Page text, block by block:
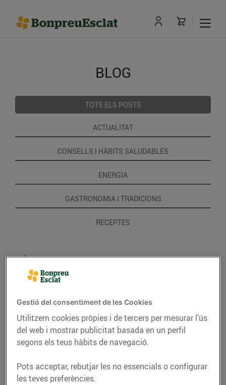
BLOG
TOTS ELS POSTS
ACTUALITAT
CONSELLS I HÀBITS SALUDABLES
ENERGIA
GASTRONOMIA I TRADICIONS
RECEPTES
RECEPTES
Recepta de flors de foie
gras amb compota de
pinyons
19/de juny/2020
Gestió del consentiment de les Cookies
Utilitzem cookies pròpies i de tercers per mesurar l’ús
del web i mostrar publicitat basada en un perfil
segons els teus hàbits de navegació.
Pots acceptar, rebutjar les no essencials o configurar
les teves preferències.